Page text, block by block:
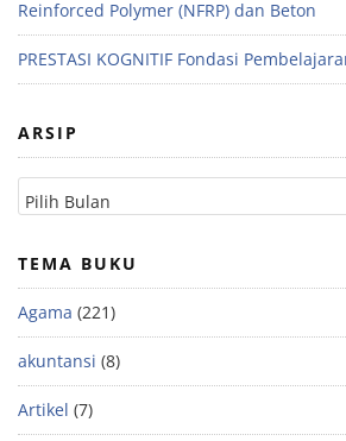
Reinforced Polymer (NFRP) dan Beton
PRESTASI KOGNITIF Fondasi
ARSIP
TEMA BUKU
Agama (221)
akuntansi (8)
Artikel (7)